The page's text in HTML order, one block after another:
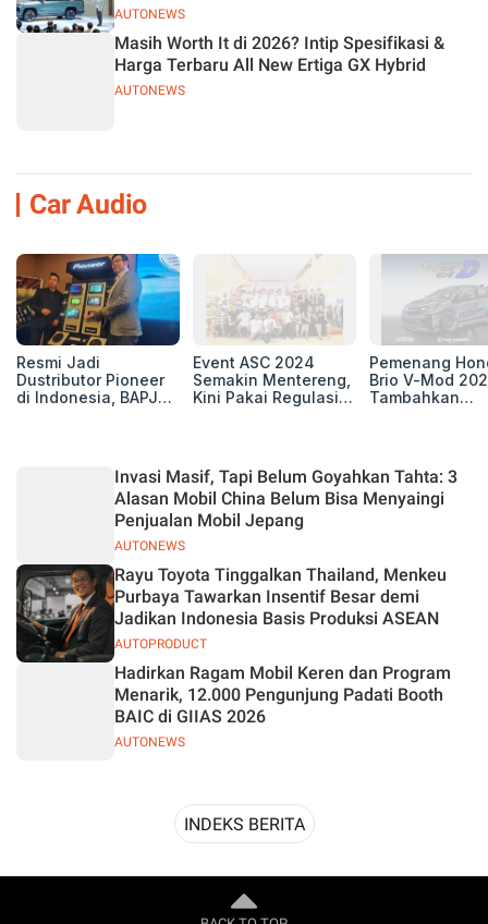
AUTONEWS
AUTONEWS
Masih Worth It di 2026? Intip Spesifikasi &
Harga Terbaru All New Ertiga GX Hybrid
Car Audio
Resmi Jadi
Dustributor Pioneer
di Indonesia, BAPJ
Event ASC 2024
Semakin Mentereng,
Kini Pakai Regulasi
Pemenang
Brio V-Mod
Tambahkan
AUTONEWS
Invasi Masif, Tapi Belum Goyahkan Tahta: 3
Alasan Mobil China Belum Bisa Menyaingi
Penjualan Mobil Jepang
AUTOPRODUCT
Rayu Toyota Tinggalkan Thailand, Menkeu
Purbaya Tawarkan Insentif Besar demi
Jadikan Indonesia Basis Produksi ASEAN
AUTONEWS
Hadirkan Ragam Mobil Keren dan Program
Menarik, 12.000 Pengunjung Padati Booth
BAIC di GIIAS 2026
INDEKS BERITA